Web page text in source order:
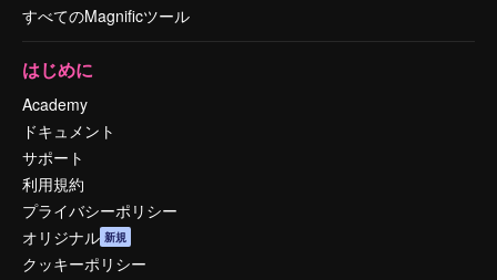
すべてのMagnificツール
はじめに
Academy
ドキュメント
サポート
利用規約
プライバシーポリシー
オリジナル 新規
クッキーポリシー